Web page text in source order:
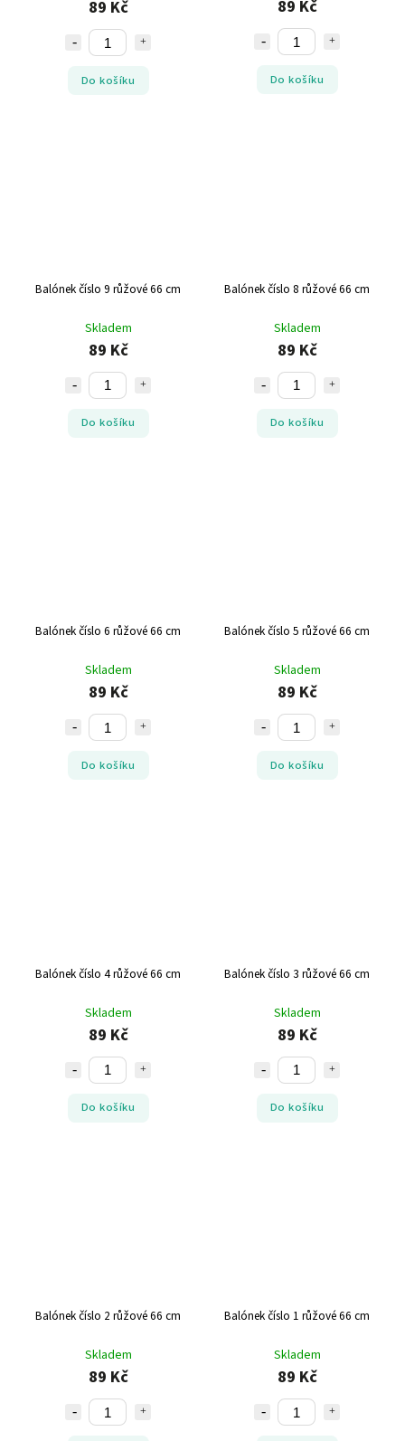
89 Kč
Do košíku
89 Kč
Do košíku
Balónek číslo 9 růžové 66 cm
Skladem
89 Kč
Do košíku
Balónek číslo 8 růžové 66 cm
Skladem
89 Kč
Do košíku
Balónek číslo 6 růžové 66 cm
Skladem
89 Kč
Do košíku
Balónek číslo 5 růžové 66 cm
Skladem
89 Kč
Do košíku
Balónek číslo 4 růžové 66 cm
Skladem
89 Kč
Do košíku
Balónek číslo 3 růžové 66 cm
Skladem
89 Kč
Do košíku
Balónek číslo 2 růžové 66 cm
Skladem
89 Kč
Balónek číslo 1 růžové 66 cm
Skladem
89 Kč